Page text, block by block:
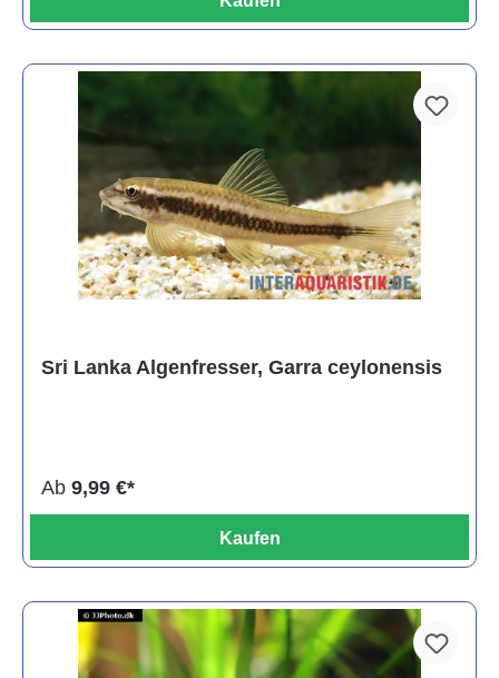
Sri Lanka Algenfresser, Garra ceylonensis
Ab 9,99 €*
Kaufen